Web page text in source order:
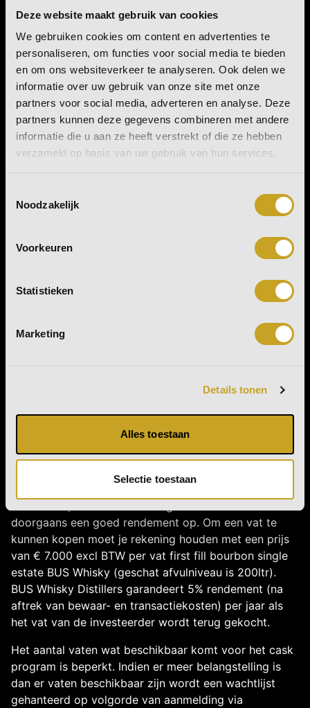
Deze website maakt gebruik van cookies
We gebruiken cookies om content en advertenties te
personaliseren, om functies voor social media te bieden
en om ons websiteverkeer te analyseren. Ook delen we
informatie over uw gebruik van onze site met onze
partners voor social media, adverteren en analyse. Deze
partners kunnen deze gegevens combineren met andere
informatie die u aan ze heeft verstrekt of die ze hebben
verzameld op basis van uw gebruik van hun services.
Noodzakelijk
Voorkeuren
Statistieken
Marketing
Details tonen
Alles toestaan
Selectie toestaan
CASK PROGRAM
BUS Whisky Distillers BV biedt een selecte groep
investeerders de kans om mee te investeren in een
distilleren en te lageren, creëert BUS Whisky Distillers
BV voor investeerders daadwerkelijk een positie in het
Investeren in whisky is aantrekkelijk doordat je
beschikt over een positie in product, omdat het vat
doorgaans een goed rendement op. Om een vat te
kunnen kopen moet je rekening houden met een prijs
van € 7.000 excl BTW per vat first fill bourbon single
estate BUS Whisky (geschat afvulniveau is 200ltr).
BUS Whisky Distillers garandeert 5% rendement (na
aftrek van bewaar- en transactiekosten) per jaar als
het vat van de investeerder wordt terug gekocht.
Het aantal vaten wat beschikbaar komt voor het cask
program is beperkt. Indien er meer belangstelling is
dan er vaten beschikbaar zijn wordt een wachtlijst
gehanteerd op volgorde van aanmelding via